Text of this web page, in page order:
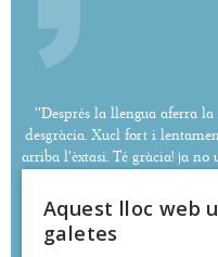
''Després la llengua aferra la
desgràcia. Xucl fort i
arriba l'èxtasi. Té gràcia! ja no
Aquest lloc web
galetes